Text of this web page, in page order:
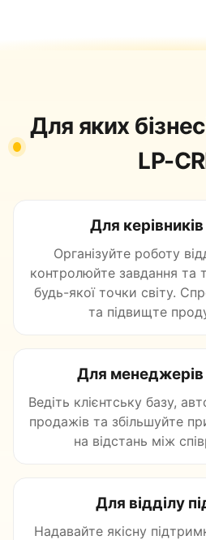
Для яких
LP-
Для
Організуйте роботу
контролюйте завдання та
будь-якої точки світу.
та підвищте
Для
Ведіть клієнтську базу,
продажів та збільшуйте
на відстань між
Для відділу
Надавайте якісну